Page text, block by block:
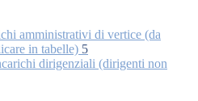
amministrativi di vertice (da
in tabelle) 5
dirigenziali (dirigenti non